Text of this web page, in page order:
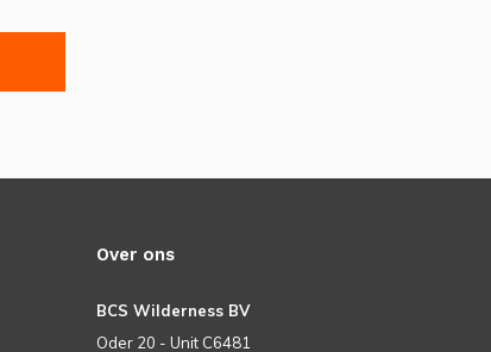
Over ons
BCS Wilderness BV
Oder 20 - Unit C6481